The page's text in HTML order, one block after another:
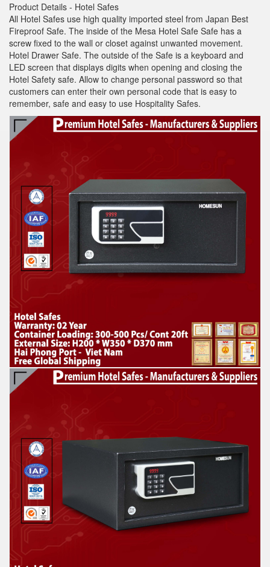
Product Details - Hotel Safes
All Hotel Safes use high quality imported steel from Japan Best
Fireproof Safe. The inside of the Mesa Hotel Safe Safe has a
screw fixed to the wall or closet against unwanted movement.
Hotel Drawer Safe. The outside of the Safe is a keyboard and
LED screen that displays digits when opening and closing the
Hotel Safety safe. Allow to change personal password so that
customers can enter their own personal code that is easy to
remember, safe and easy to use Hospitality Safes.